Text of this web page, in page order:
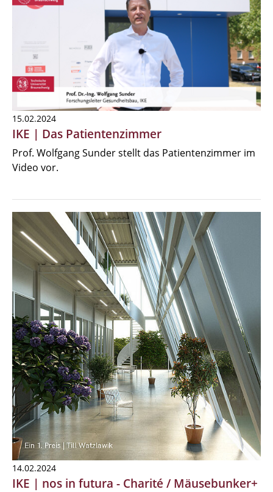
15.02.2024
IKE | Das Patientenzimmer
Prof. Wolfgang Sunder stellt das Patientenzimmer im
Video vor.
14.02.2024
IKE | nos in futura - Charité / Mäusebunker+